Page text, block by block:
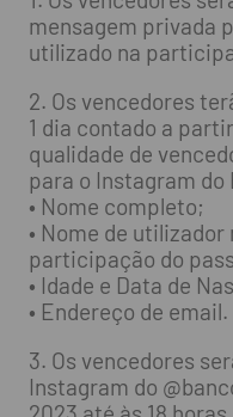
mensagem privada
utilizado na
2. Os vencedores
1 dia contado a
qualidade de
para o Instagram
• Nome completo;
• Nome de
participação do
• Idade e Data de
• Endereço de email.
3. Os vencedores
Instagram do